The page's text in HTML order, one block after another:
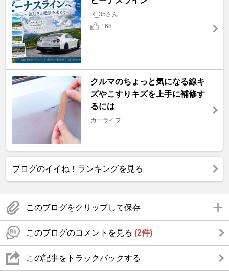
R_35さん
168
クルマのちょっと気になる線キ
ズやこすりキズを上手に補修す
るには
カーライフ
ブログのイイね！ランキングを見る
このブログをクリップして保存
このブログのコメントを見る (2件)
この記事をトラックバックする